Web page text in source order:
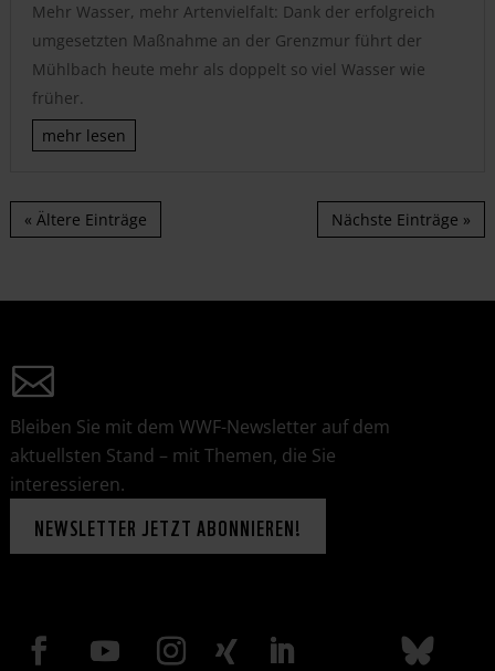
Mehr Wasser, mehr Artenvielfalt: Dank der erfolgreich
umgesetzten Maßnahme an der Grenzmur führt der
Mühlbach heute mehr als doppelt so viel Wasser wie
früher.
mehr lesen
« Ältere Einträge Nächste Einträge »
Bleiben Sie mit dem WWF-Newsletter auf dem
aktuellsten Stand – mit Themen, die Sie
interessieren.
NEWSLETTER JETZT ABONNIEREN!